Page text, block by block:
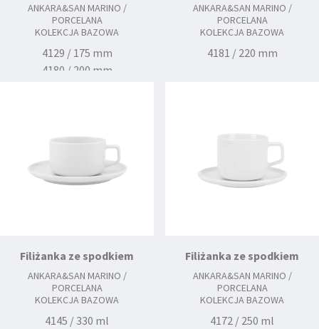
ANKARA&SAN MARINO /
PORCELANA
KOLEKCJA BAZOWA
4129 / 175 mm
4180 / 200 mm
ANKARA&SAN MARINO /
PORCELANA
KOLEKCJA BAZOWA
4181 / 220 mm
Filiżanka ze spodkiem
ANKARA&SAN MARINO /
PORCELANA
KOLEKCJA BAZOWA
4145 / 330 ml
Filiżanka ze spodkiem
ANKARA&SAN MARINO /
PORCELANA
KOLEKCJA BAZOWA
4172 / 250 ml